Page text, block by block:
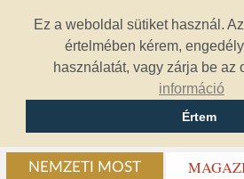
Ez a weboldal sütiket használ.
értelmében kérem,
használatát, vagy zárja be az
információ
Értem
NEMZETI MOST